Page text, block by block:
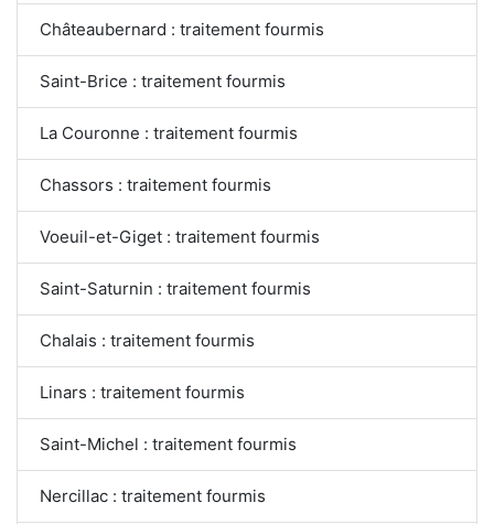
Châteaubernard : traitement fourmis
Saint-Brice : traitement fourmis
La Couronne : traitement fourmis
Chassors : traitement fourmis
Voeuil-et-Giget : traitement fourmis
Saint-Saturnin : traitement fourmis
Chalais : traitement fourmis
Linars : traitement fourmis
Saint-Michel : traitement fourmis
Nercillac : traitement fourmis